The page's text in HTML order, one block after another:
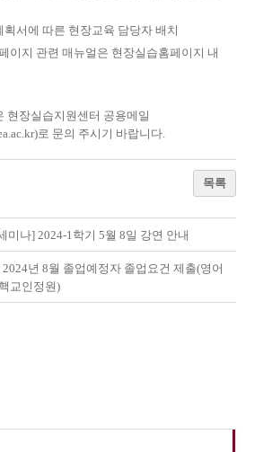
획서에 따른 현장교육 담당자 배치
이지 관련 매뉴얼은 현장실습홈페이지 내
현장실습지원센터 공용메일
로 문의 주시기 바랍니다.
목록
미나] 2024-1학기 5월 8일 강연 안내
2024년 8월 졸업예정자 졸업요건 제출(영어
교인정원)